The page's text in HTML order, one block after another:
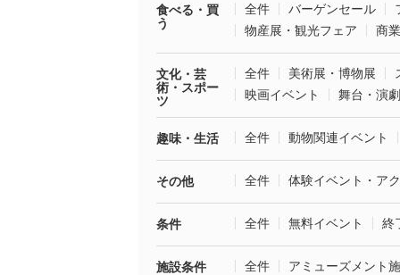
食べる・買
う
全件 バーゲンセール
物産展・観光フェア
商
文化・芸
術・スポー
ツ
全件 美術展・博物展
映画イベント
舞台・演劇
趣味・生活 全件 動物関連イベント
その他 全件 体験イベント・ア
条件 全件 無料イベント 終
施設条件 全件 アミューズメント